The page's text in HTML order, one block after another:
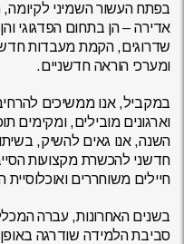
בפתח העשור השמיני
אדירה – הן בתחום הפדגוגי
שדרוגים, הקמת מעבדות
ומערכי הוראה חדשניים.
במקביל, אנו ממשיכים
וארגונים מובילים, ומקימים
חדשני להכשרת מקצועות
חיילים משוחררים ואוכלוסיית
בשנים האחרונות, עברה
סביבת הלמידה שודרגה